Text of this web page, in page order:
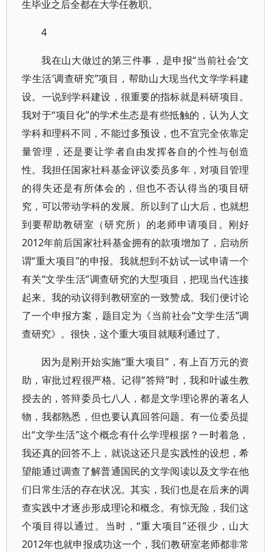
生毕业之后全都在大学任教职。
4
我在山大做过的第三件事，是申报“当前社会‘文
学生活’调查研究”项目，帮助山大现当代文学学科建
设。一说到学科建设，很重要的指标就是科研项目。
我对于“项目化”的学术生态是有些抵触的，认为人文
学科和理科不同，不能过多预设，也不宜完全依靠定
量管理，还是要让学者自由发挥各自的个性与创造
性。我担任国家社科基金评议委员多年，对项目管理
的得失还是有所体会的，但也不否认得当的项目研
究，可以带动学科的发展。所以到了山大后，也就想
到要帮助教研室（研究所）的老师申请项目。刚好
2012年前后国家社科基金拥有的款项增加了，启动所
谓“重大项目”的申报。我就想到不妨试一试申请一个
有关“文学生活”调查研究的大型项目，把现当代连接
起来。我的动议得到教研室的一致赞成。我们便讨论
了一个申报方案，题目定为《当前社会“文学生活”调
查研究》。很快，这个重大项目就顺利通过了。
因为是刚开始实施“重大项目”，有上百万元的资
助，审批过程很严格。记得“答辩”时，我和叶诚生教
授去的，答辩委员七八人，都是文学理论界的著名人
物，我都熟悉，但也要认真回答问题。有一位委员提
出“文学生活”这个概念有什么学理根据？一时着急，
我还真的回答不上，就说这还只是实践性的设想，希
望能通过调查了解普通国民的文学阅读以及文学在他
们日常生活的存在状况。其实，我们也是在后来的调
查实践中才逐步形成理论和概念。有惊无险，我们这
个项目得以通过。当时，“重大项目”还很少，山大
2012年也就申报成功这一个，我们教研室老师都非常